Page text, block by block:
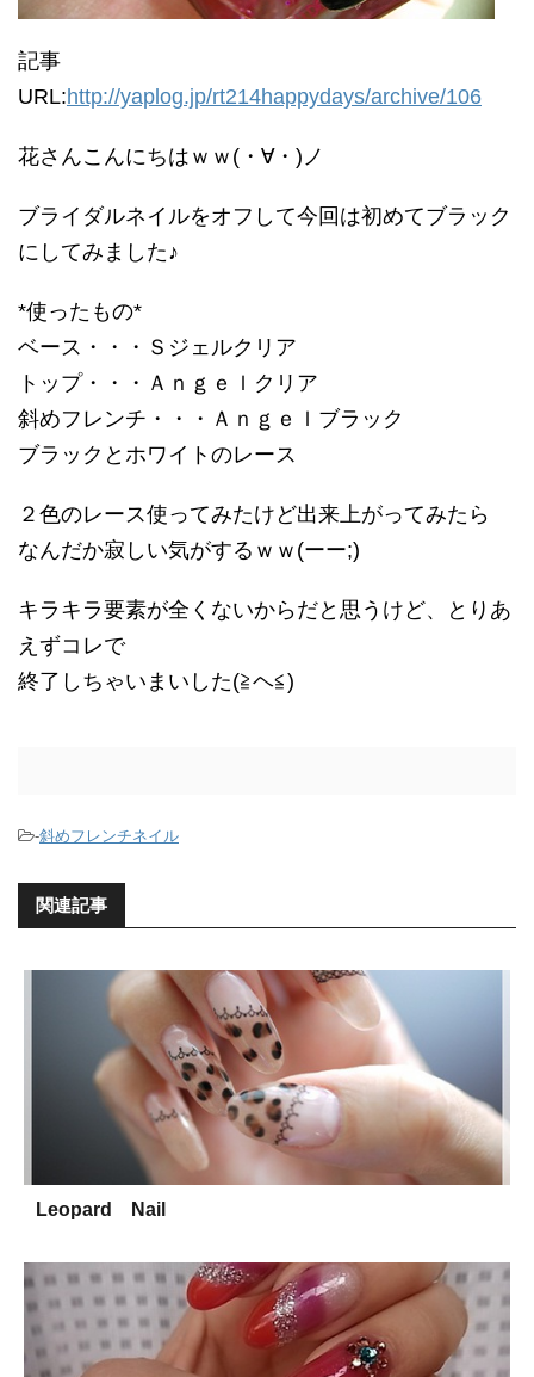
記事
URL:http://yaplog.jp/rt214happydays/archive/106
花さんこんにちはｗｗ(・∀・)ノ
ブライダルネイルをオフして今回は初めてブラック
にしてみました♪
*使ったもの*
ベース・・・Ｓジェルクリア
トップ・・・Ａｎｇｅｌクリア
斜めフレンチ・・・Ａｎｇｅｌブラック
ブラックとホワイトのレース
２色のレース使ってみたけど出来上がってみたら
なんだか寂しい気がするｗｗ(ーー;)
キラキラ要素が全くないからだと思うけど、とりあ
えずコレで
終了しちゃいまいした(≧ヘ≦)
-斜めフレンチネイル
関連記事
Leopard Nail